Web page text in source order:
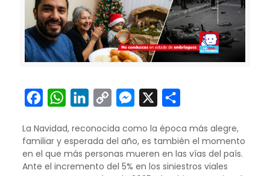
FacebookWhatsAppLinkedIn
Copy
Messenger
La Navidad, reconocida como la época más alegre,
familiar y esperada del año, es también el momento
en el que más personas mueren en las vías del país.
Ante el incremento del 5% en los siniestros viales